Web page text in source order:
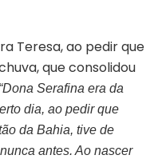
Teresa, ao pedir que
que consolidou
“Dona Serafina era da
dia, ao pedir que
da Bahia, tive de
antes. Ao nascer